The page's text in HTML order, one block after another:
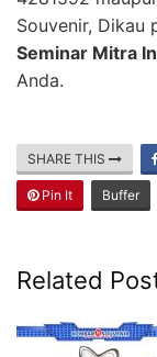
Souvenir, Dikau
Seminar Mitra
Anda.
SHARE THIS
Pin It Buffer
Related